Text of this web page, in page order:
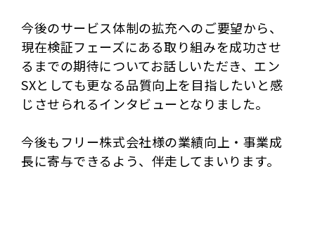
今後のサービス体制の拡充へのご要望から、
現在検証フェーズにある取り組みを成功させ
るまでの期待についてお話しいただき、エン
SXとしても更なる品質向上を目指したいと感
じさせられるインタビューとなりました。
今後もフリー株式会社様の業績向上・事業成
長に寄与できるよう、伴走してまいります。